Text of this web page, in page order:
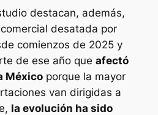
destacan, además,
desatada por
comienzos de 2025 y
de ese año que afectó
Méxicoporque la mayor
van dirigidas a
la evolución ha sido